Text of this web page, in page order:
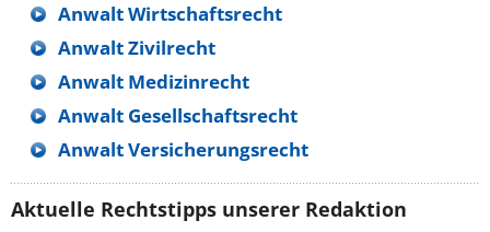
Anwalt Wirtschaftsrecht
Anwalt Zivilrecht
Anwalt Medizinrecht
Anwalt Gesellschaftsrecht
Anwalt Versicherungsrecht
Aktuelle Rechtstipps unserer Redaktion